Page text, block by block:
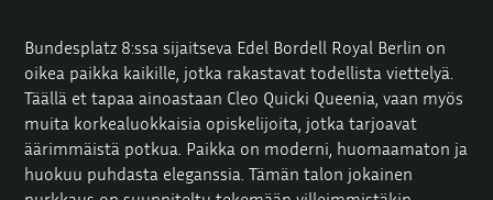
Bundesplatz 8:ssa sijaitseva Edel Bordell Royal Berlin on
oikea paikka kaikille, jotka rakastavat todellista viettelyä.
Täällä et tapaa ainoastaan Cleo Quicki Queenia, vaan myös
muita korkealuokkaisia opiskelijoita , jotka tarjoavat
äärimmäistä potkua. Paikka on moderni, huomaamaton ja
huokuu puhdasta eleganssia. Tämän talon jokainen